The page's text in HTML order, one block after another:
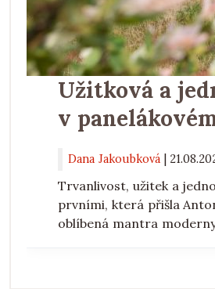
Užitková a
v
Dana Jakoubková
Trvanlivost, užitek a
prvními, která přišla
oblíbená mantra